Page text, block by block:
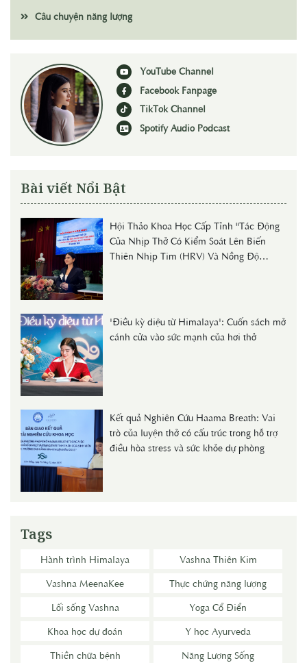
Câu chuyện năng lượng
YouTube Channel
Facebook Fanpage
TikTok Channel
Spotify Audio Podcast
Bài viết Nổi Bật
Hội Thảo Khoa Học Cấp Tỉnh "Tác Động
Của Nhịp Thở Có Kiểm Soát Lên Biến
Thiên Nhịp Tim (HRV) Và Nồng Độ
'Điều kỳ diệu từ Himalaya': Cuốn sách mở
cánh cửa vào sức mạnh của hơi thở
Kết quả Nghiên Cứu Haama Breath: Vai
trò của luyện thở có cấu trúc trong hỗ trợ
điều hòa stress và sức khỏe dự phòng
Tags
Hành trình Himalaya
Vashna Thiên Kim
Vashna MeenaKee
Thực chứng năng lượng
Lối sống Vashna
Yoga Cổ Điển
Khoa học dự đoán
Y học Ayurveda
Thiền chữa bệnh
Năng Lượng Sống